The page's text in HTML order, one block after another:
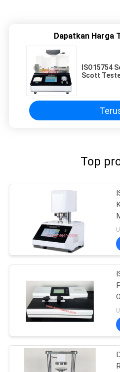
Dapatkan Harga
ISO15754
Scott
Top